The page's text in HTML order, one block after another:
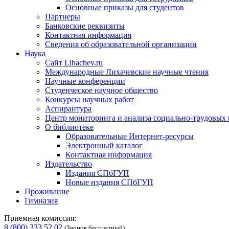
Основные приказы для студентов
Партнеры
Банковские реквизиты
Контактная информация
Сведения об образовательной организации
Наука
Сайт Lihachev.ru
Международные Лихачевские научные чтения
Научные конференции
Студенческое научное общество
Конкурсы научных работ
Аспирантура
Центр мониторинга и анализа социально-трудовых
О библиотеке
Образовательные Интернет-ресурсы
Электронный каталог
Контактная информация
Издательство
Издания СПбГУП
Новые издания СПбГУП
Проживание
Гимназия
Приемная комиссия:
8 (800) 333 52 02